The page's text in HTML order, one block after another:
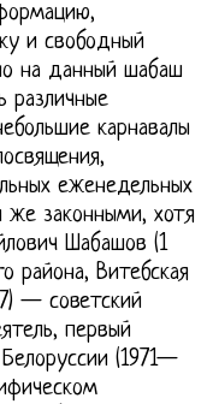
и свободный
на данный шабаш
различные
карнавалы
еженедельных
законными, хотя
Шабашов (1
района, Витебская
— советский
первый
(1971—